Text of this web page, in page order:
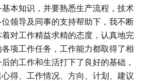
本知识，并要熟悉生产流程，技术
领导及同事的支持帮助下，我不断
对工作精益求精的态度，认真地完
项工作任务，工作能力都取得了相
的工作和生活打下了良好的基础，
得、工作情况、方向、计划、建议